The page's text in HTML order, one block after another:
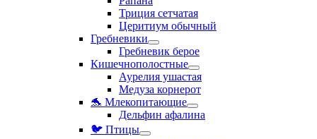
Триция сетчатая
Церитиум обычный
Гребневики
Гребневик берое
Кишечнополостные
Аурелия ушастая
Медуза корнерот
🐬 Млекопитающие
Дельфин афалина
🐦 Птицы